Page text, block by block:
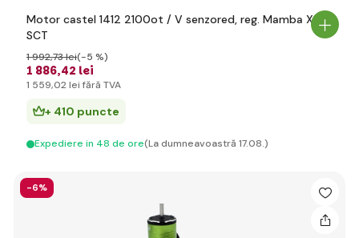
Motor castel 1412 2100ot / V senzored, reg. Mamba X
SCT
1 886,42 lei
1 992,73 lei(-5 %)
1 559,02 lei fără TVA
+ 410 puncte
Expediere in 48 de ore(La dumneavoastră 17.08.)
-6%